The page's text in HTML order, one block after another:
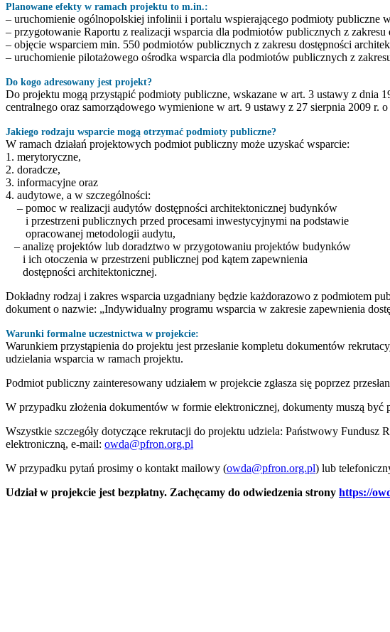
Planowane efekty w ramach projektu to m.in.:
– uruchomienie ogólnopolskiej infolinii i portalu wspierającego podmioty publiczne
– przygotowanie Raportu z realizacji wsparcia dla podmiotów publicznych z
– objęcie wsparciem min. 550 podmiotów publicznych z zakresu dostępności
– uruchomienie pilotażowego ośrodka wsparcia dla podmiotów publicznych z
Do kogo adresowany jest projekt?
Do projektu mogą przystąpić podmioty publiczne, wskazane w art. 3 ustawy z dnia
centralnego oraz samorządowego wymienione w art. 9 ustawy z 27 sierpnia 2009 r.
Jakiego rodzaju wsparcie mogą otrzymać podmioty publiczne?
W ramach działań projektowych podmiot publiczny może uzyskać wsparcie:
1. merytoryczne,
2. doradcze,
3. informacyjne oraz
4. audytowe, a w szczególności:
– pomoc w realizacji audytów dostępności architektonicznej budynków
i przestrzeni publicznych przed procesami inwestycyjnymi na podstawie
opracowanej metodologii audytu,
– analizę projektów lub doradztwo w przygotowaniu projektów budynków
i ich otoczenia w przestrzeni publicznej pod kątem zapewnienia
dostępności architektonicznej.
Dokładny rodzaj i zakres wsparcia uzgadniany będzie każdorazowo z podmiotem
dokument o nazwie: „Indywidualny programu wsparcia w zakresie zapewnienia
Warunki formalne uczestnictwa w projekcie:
Warunkiem przystąpienia do projektu jest przesłanie kompletu dokumentów
udzielania wsparcia w ramach projektu.
Podmiot publiczny zainteresowany udziałem w projekcie zgłasza się poprzez
W przypadku złożenia dokumentów w formie elektronicznej, dokumenty muszą
Wszystkie szczegóły dotyczące rekrutacji do projektu udziela: Państwowy
elektroniczną, e-mail: owda@pfron.org.pl
W przypadku pytań prosimy o kontakt mailowy (owda@pfron.org.pl) lub
Udział w projekcie jest bezpłatny. Zachęcamy do odwiedzenia strony https://